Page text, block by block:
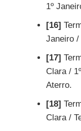
1º
[16]
Janeiro /
[17]
Clara /
Aterro.
[18]
Clara /